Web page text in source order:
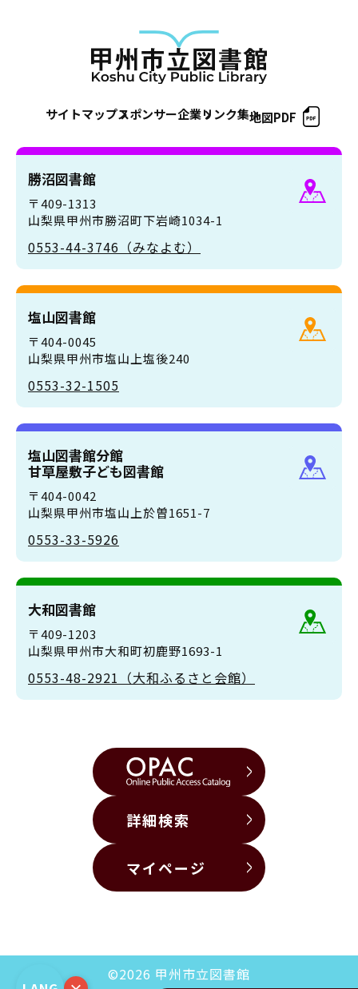
サイトマップスポンサー企業リンク集地図PDF
勝沼図書館
〒409-1313
山梨県甲州市勝沼町下岩崎1034-1
0553-44-3746（みなよむ）
塩山図書館
〒404-0045
山梨県甲州市塩山上塩後240
0553-32-1505
塩山図書館分館
甘草屋敷子ども図書館
〒404-0042
山梨県甲州市塩山上於曽1651-7
0553-33-5926
大和図書館
〒409-1203
山梨県甲州市大和町初鹿野1693-1
0553-48-2921（大和ふるさと会館）
詳細検索
マイページ
©2026 甲州市立図書館